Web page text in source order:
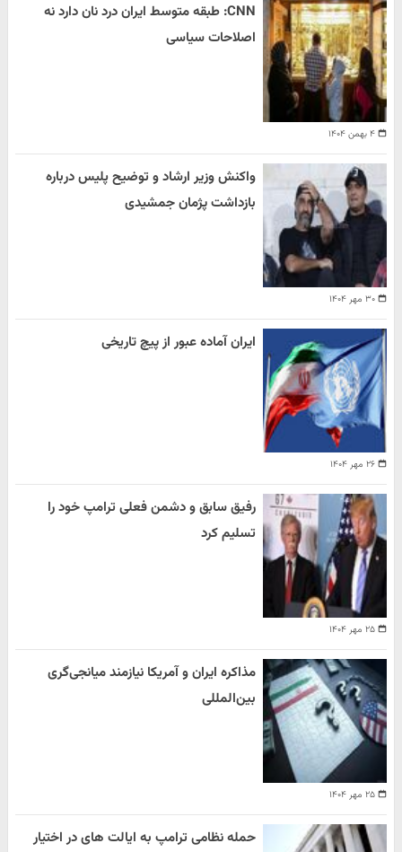
۴ بهمن ۱۴۰۴
CNN: طبقه متوسط ایران درد نان دارد نه
اصلاحات سیاسی
۳۰ مهر ۱۴۰۴
واکنش وزیر ارشاد و توضیح پلیس درباره
بازداشت پژمان جمشیدی
۲۶ مهر ۱۴۰۴
ایران آماده عبور از پیچ تاریخی
۲۵ مهر ۱۴۰۴
رفیق سابق و دشمن فعلی ترامپ خود را
تسلیم کرد
۲۵ مهر ۱۴۰۴
مذاکره ایران و آمریکا نیازمند میانجی‌گری
بین‌المللی
حمله نظامی ترامپ به ایالت های در اختیار